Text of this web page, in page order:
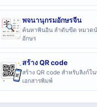
พจนานุกรมอักษรจีน
ค้นหาพินอิน ลำดับขีด หมวด
อักษร
สร้าง QR code
สร้าง QR code สำหรับลิงก์ใ
เอกสารพิมพ์